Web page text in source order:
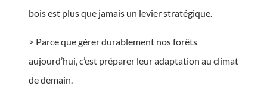
bois est plus que jamais un levier stratégique.
> Parce que gérer durablement nos forêts
aujourd’hui, c’est préparer leur adaptation au climat
de demain.